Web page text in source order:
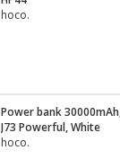
hoco.
J73 Powerful, White
hoco.